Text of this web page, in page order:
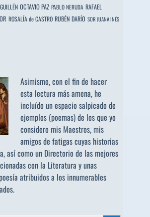
OCTAVIO PAZ PABLO NERUDA RAFAEL
ROSALÍA de CASTRO RUBÉN DARÍO SOR JUANA INÉS
Asimismo, con el fin de hacer
esta lectura más amena, he
incluído un espacio salpicado de
ejemplos (poemas) de los que yo
considero mis Maestros, mis
amigos de fatigas cuyas historias
así como un Directorio de las mejores
con la Literatura y unas
atribuidos a los innumerables